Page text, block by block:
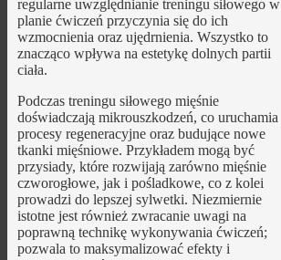
regularne uwzględnianie treningu siłowego w
planie ćwiczeń przyczynia się do ich
wzmocnienia oraz ujędrnienia. Wszystko to
znacząco wpływa na estetykę dolnych partii
ciała.
Podczas treningu siłowego mięśnie
doświadczają mikrouszkodzeń, co uruchamia
procesy regeneracyjne oraz budujące nowe
tkanki mięśniowe. Przykładem mogą być
przysiady, które rozwijają zarówno mięśnie
czworogłowe, jak i pośladkowe, co z kolei
prowadzi do lepszej sylwetki. Niezmiernie
istotne jest również zwracanie uwagi na
poprawną technikę wykonywania ćwiczeń;
pozwala to maksymalizować efekty i